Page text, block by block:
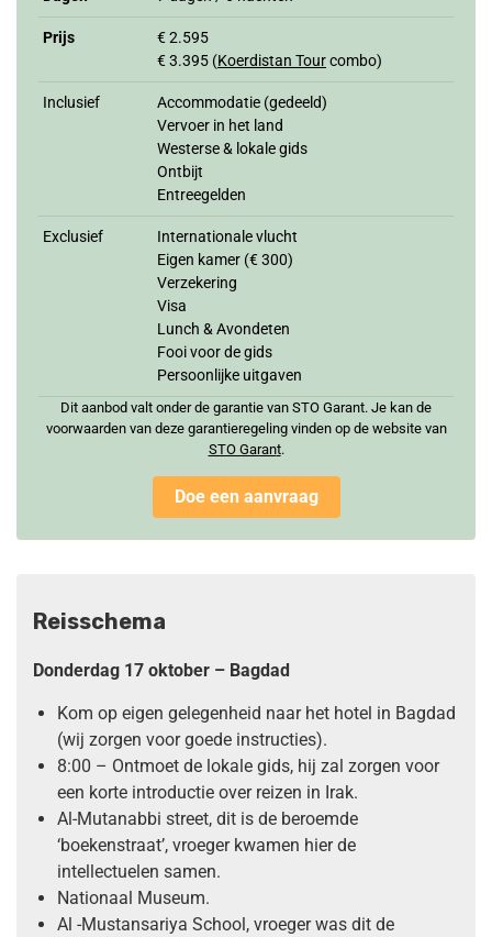
Prijs
€ 2.595
€ 3.395 (Koerdistan Tourcombo)
Inclusief
Accommodatie (gedeeld)
Vervoer in het land
Westerse & lokale gids
Ontbijt
Entreegelden
Exclusief
Internationale vlucht
Eigen kamer (€ 300)
Verzekering
Visa
Lunch & Avondeten
Fooi voor de gids
Persoonlijke uitgaven
Dit aanbod valt onder de garantie van STO Garant. Je kan de
voorwaarden van deze garantieregeling vinden op de website van
STO Garant.
Doe een aanvraag
Reisschema
Donderdag 17 oktober – Bagdad
Kom op eigen gelegenheid naar het hotel in Bagdad
(wij zorgen voor goede instructies).
8:00 – Ontmoet de lokale gids, hij zal zorgen voor
een korte introductie over reizen in Irak.
Al-Mutanabbi street, dit is de beroemde
‘boekenstraat’, vroeger kwamen hier de
intellectuelen samen.
Nationaal Museum.
Al -Mustansariya School, vroeger was dit de